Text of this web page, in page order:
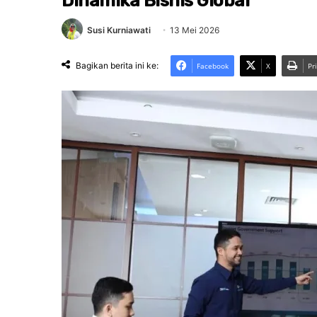
Susi Kurniawati 13 Mei 2026
Bagikan berita ini ke: Facebook X